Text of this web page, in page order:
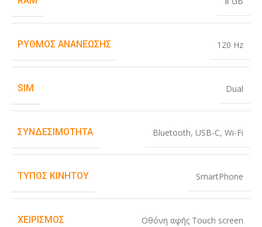
ΡΥΘΜΌΣ ΑΝΑΝΈΩΣΗΣ 120 Hz
SIM Dual
ΣΥΝΔΕΣΙΜΌΤΗΤΑ Bluetooth, USB-C, Wi-Fi
ΤΎΠΟΣ ΚΙΝΗΤΟΎ SmartPhone
ΧΕΙΡΙΣΜΌΣ Οθόνη αφής Touch screen